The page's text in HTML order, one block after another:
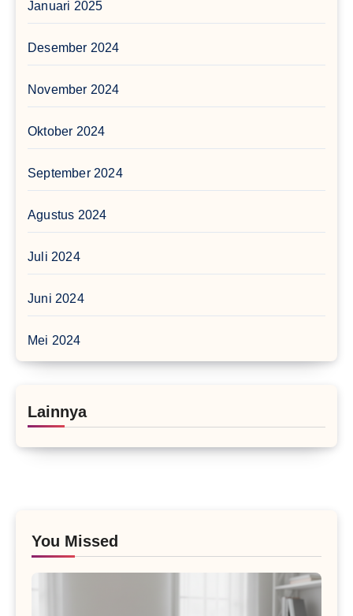
Januari 2025
Desember 2024
November 2024
Oktober 2024
September 2024
Agustus 2024
Juli 2024
Juni 2024
Mei 2024
Lainnya
You Missed